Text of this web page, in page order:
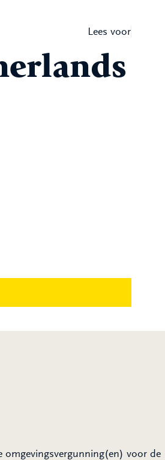
Lees voor
omgevingsvergunning(en) voor de